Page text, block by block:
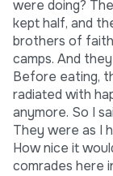
were doing?
kept half, and
brothers of
camps. And
Before eating,
radiated with
anymore. So I
They were as I
How nice it
comrades here